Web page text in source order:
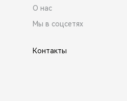
О нас
Мы в соцсетях
Контакты